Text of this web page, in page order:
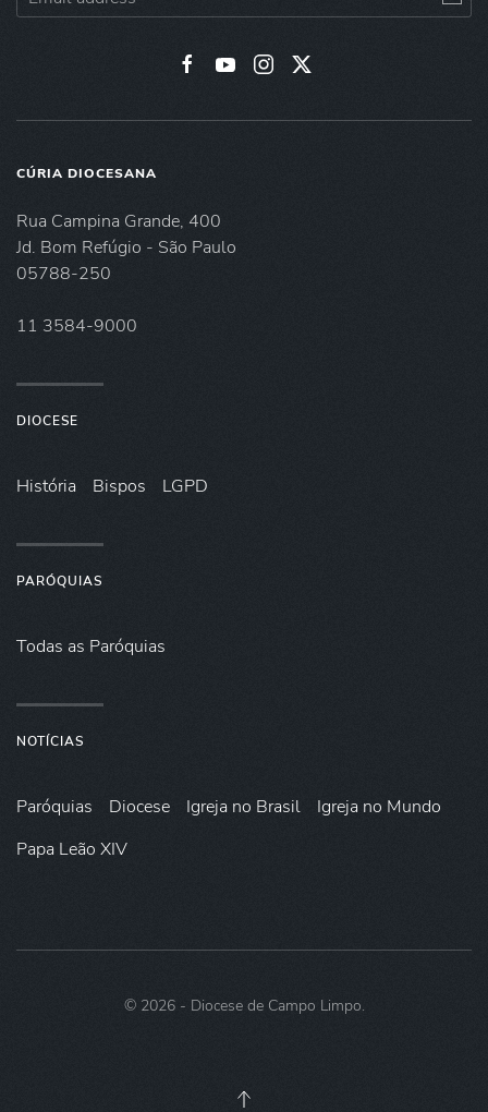
CÚRIA DIOCESANA
Rua Campina Grande, 400
Jd. Bom Refúgio - São Paulo
05788-250
11 3584-9000
DIOCESE
História Bispos LGPD
PARÓQUIAS
Todas as Paróquias
NOTÍCIAS
Paróquias Diocese Igreja no Brasil
Igreja no Mundo
Papa Leão XIV
© 2026- Diocese de Campo Limpo.